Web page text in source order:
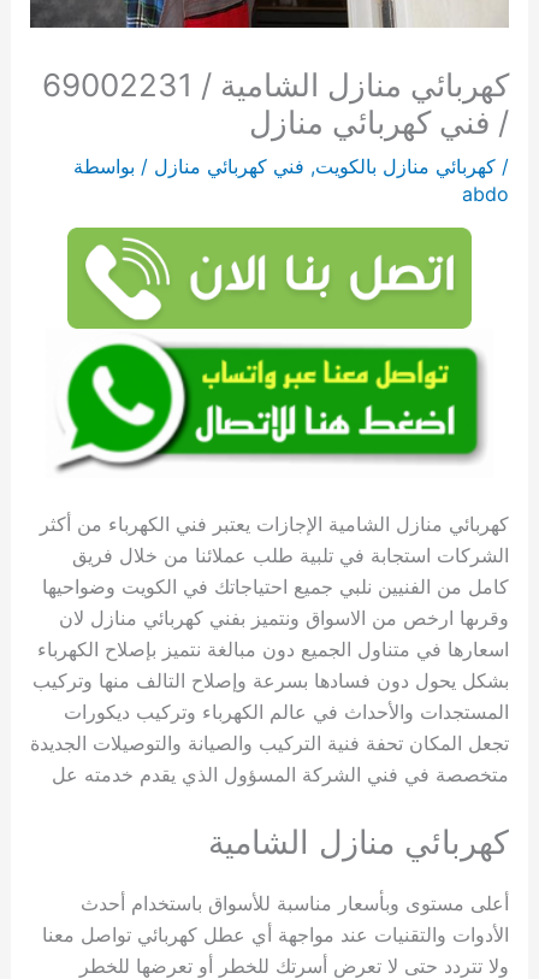
كهربائي منازل الشامية / 69002231
/ فني كهربائي منازل
/ كهربائي منازل بالكويت, فني كهربائي منازل / بواسطة
abdo
كهربائي منازل الشامية الإجازات يعتبر فني الكهرباء من أكثر
الشركات استجابة في تلبية طلب عملائنا من خلال فريق
كامل من الفنيين نلبي جميع احتياجاتك في الكويت وضواحيها
وقرىها ارخص من الاسواق ونتميز بفني كهربائي منازل لان
اسعارها في متناول الجميع دون مبالغة نتميز بإصلاح الكهرباء
بشكل يحول دون فسادها بسرعة وإصلاح التالف منها وتركيب
المستجدات والأحداث في عالم الكهرباء وتركيب ديكورات
تجعل المكان تحفة فنية التركيب والصيانة والتوصيلات الجديدة
متخصصة في فني الشركة المسؤول الذي يقدم خدمته عل
كهربائي منازل الشامية
أعلى مستوى وبأسعار مناسبة للأسواق باستخدام أحدث
الأدوات والتقنيات عند مواجهة أي عطل كهربائي تواصل معنا
ولا تتردد حتى لا تعرض أسرتك للخطر أو تعرضها للخطر